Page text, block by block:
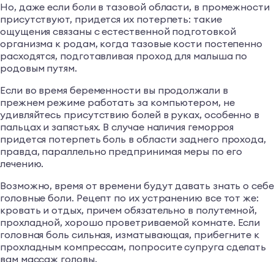
Но, даже если боли в тазовой области, в промежности
присутствуют, придется их потерпеть: такие
ощущения связаны с естественной подготовкой
организма к родам, когда тазовые кости постепенно
расходятся, подготавливая проход для малыша по
родовым путям.
Если во время беременности вы продолжали в
прежнем режиме работать за компьютером, не
удивляйтесь присутствию болей в руках, особенно в
пальцах и запястьях. В случае наличия геморроя
придется потерпеть боль в области заднего прохода,
правда, параллельно предпринимая меры по его
лечению.
Возможно, время от времени будут давать знать о себе
головные боли. Рецепт по их устранению все тот же:
кровать и отдых, причем обязательно в полутемной,
прохладной, хорошо проветриваемой комнате. Если
головная боль сильная, изматывающая, прибегните к
прохладным компрессам, попросите супруга сделать
вам массаж головы.